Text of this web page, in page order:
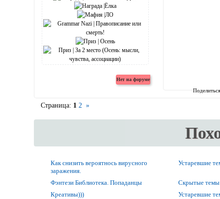
Страница: 1 2 »
Как снизить вероятнось вирусного
заражения.
Устаревшие
Фэнтези Библиотека. Попаданцы
Скрытые темы
Креативы)))
Устаревшие